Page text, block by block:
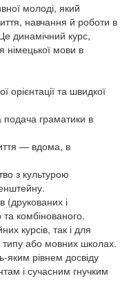
молоді, який
навчання й роботи в
динамічний курс,
німецької мови в
орієнтації та швидкої
подача граматики в
— вдома, в
з культурою
(друкованих і
комбінованого.
курсів, так і для
типу або мовних школах.
яким рівнем досвіду
і сучасним гнучким